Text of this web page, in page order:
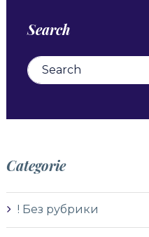
Search
Search for:
Categorie
! Без рубрики